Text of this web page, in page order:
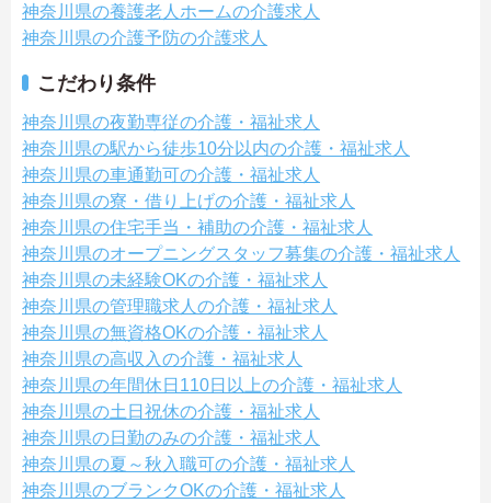
神奈川県の養護老人ホームの介護求人
神奈川県の介護予防の介護求人
こだわり条件
神奈川県の夜勤専従の介護・福祉求人
神奈川県の駅から徒歩10分以内の介護・福祉求人
神奈川県の車通勤可の介護・福祉求人
神奈川県の寮・借り上げの介護・福祉求人
神奈川県の住宅手当・補助の介護・福祉求人
神奈川県のオープニングスタッフ募集の介護・福祉求人
神奈川県の未経験OKの介護・福祉求人
神奈川県の管理職求人の介護・福祉求人
神奈川県の無資格OKの介護・福祉求人
神奈川県の高収入の介護・福祉求人
神奈川県の年間休日110日以上の介護・福祉求人
神奈川県の土日祝休の介護・福祉求人
神奈川県の日勤のみの介護・福祉求人
神奈川県の夏～秋入職可の介護・福祉求人
神奈川県のブランクOKの介護・福祉求人